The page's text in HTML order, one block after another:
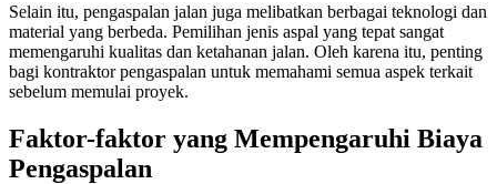
Selain itu, pengaspalan jalan juga melibatkan berbagai teknologi dan
material yang berbeda. Pemilihan jenis aspal yang tepat sangat
memengaruhi kualitas dan ketahanan jalan. Oleh karena itu, penting
bagi kontraktor pengaspalan untuk memahami semua aspek terkait
sebelum memulai proyek.
Faktor-faktor yang Mempengaruhi Biaya
Pengaspalan